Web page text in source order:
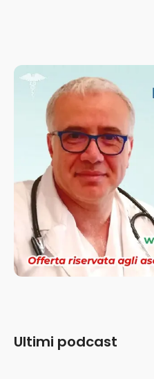
Ultimi podcast